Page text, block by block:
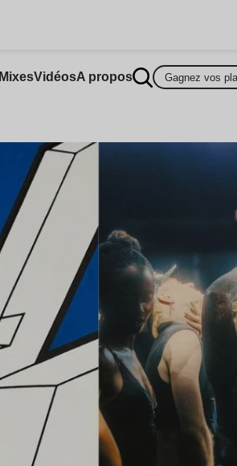
MixesVidéosA propos Gagnez vos